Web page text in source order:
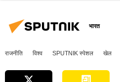
भारत
राजनीति विश्व SPUTNIK स्पेशल खेल